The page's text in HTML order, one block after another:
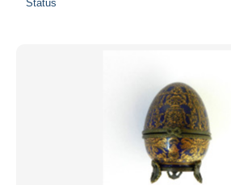
Übernehmen
Status